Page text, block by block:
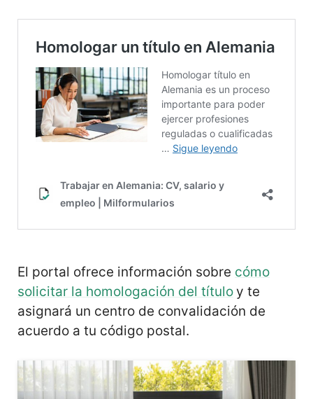
El portal ofrece información sobre cómo
solicitar la homologación del títuloy te
asignará un centro de convalidación de
acuerdo a tu código postal.